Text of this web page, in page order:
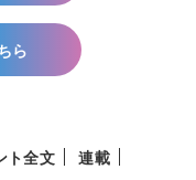
ら
ト全文
連載